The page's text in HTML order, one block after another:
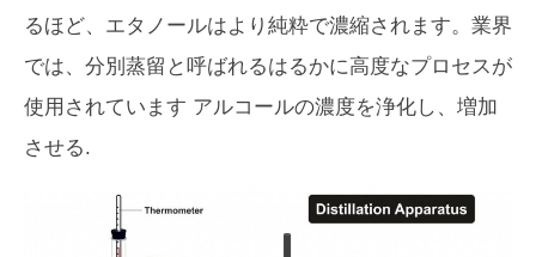
るほど、エタノールはより純粋で濃縮されます。業界
では、 分別蒸留 と呼ばれるはるかに高度なプロセスが
使用されています アルコールの濃度を浄化し、増加
させる.